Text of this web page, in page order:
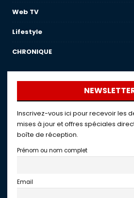
Web TV
Lifestyle
CHRONIQUE
Inscrivez-vous ici pour recevoir les
mises à jour et offres spéciales
boîte de réception.
Prénom ou nom complet
Email